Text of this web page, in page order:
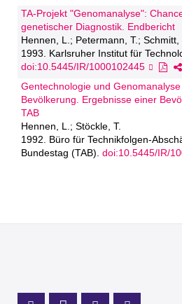
TA-Projekt "Genomanalyse":
genetischer Diagnostik. Endbericht
Hennen, L.; Petermann, T.; Schmitt,
1993. Karlsruher Institut für
doi:10.5445/IR/1000102445
Gentechnologie und
Bevölkerung. Ergebnisse einer
TAB
Hennen, L.; Stöckle, T.
1992. Büro für Technikfolgen-
Bundestag (TAB). doi:10.5445/IR/